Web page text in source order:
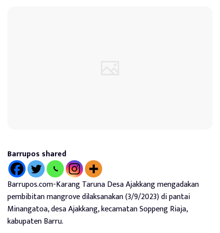
Barrupos shared
Barrupos.com-Karang Taruna Desa Ajakkang mengadakan
pembibitan mangrove dilaksanakan (3/9/2023) di pantai
Minangatoa, desa Ajakkang, kecamatan Soppeng Riaja,
kabupaten Barru.